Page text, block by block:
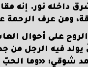
داخله نور. إنه
ومن عرف الرحمة
على أحوال
يولد فيه الرجل
شوقي: «وما الحبّ